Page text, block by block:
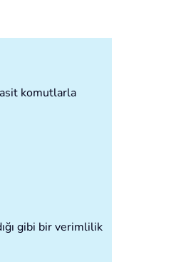
komutlarla
gibi bir verimlilik